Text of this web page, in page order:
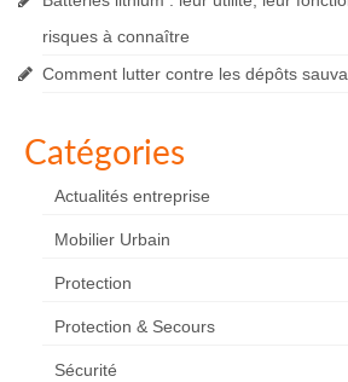
risques à connaître
Comment lutter contre les dépôts
Catégories
Actualités entreprise
Mobilier Urbain
Protection
Protection & Secours
Sécurité